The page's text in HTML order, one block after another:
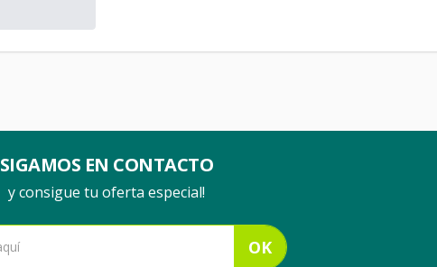
SIGAMOS EN CONTACTO
y consigue tu oferta especial!
OK